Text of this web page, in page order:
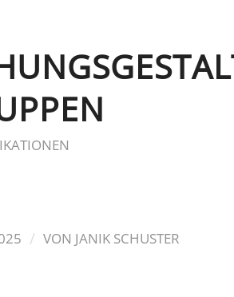
/ VON JANIK SCHUSTER